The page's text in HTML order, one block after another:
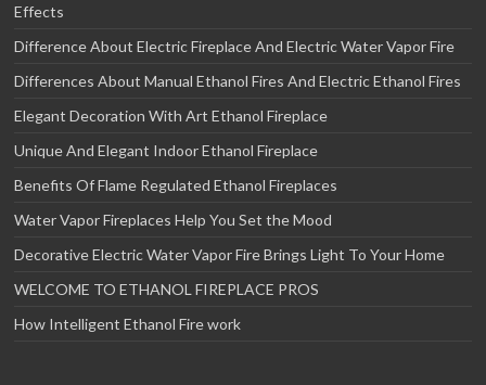
Effects
Difference About Electric Fireplace And Electric Water Vapor Fire
Differences About Manual Ethanol Fires And Electric Ethanol Fires
Elegant Decoration With Art Ethanol Fireplace
Unique And Elegant Indoor Ethanol Fireplace
Benefits Of Flame Regulated Ethanol Fireplaces
Water Vapor Fireplaces Help You Set the Mood
Decorative Electric Water Vapor Fire Brings Light To Your Home
WELCOME TO ETHANOL FIREPLACE PROS
How Intelligent Ethanol Fire work